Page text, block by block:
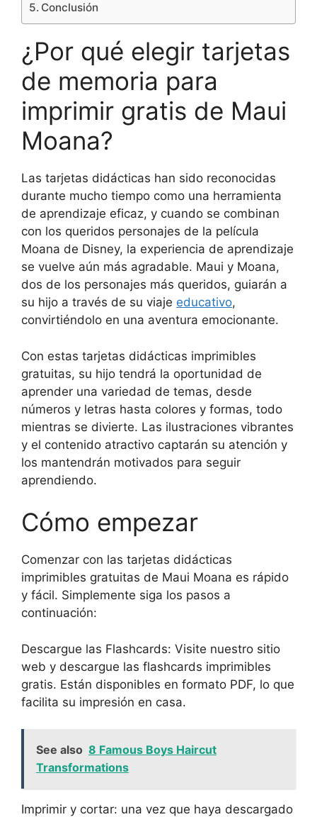
Conclusión
¿Por qué elegir tarjetas
de memoria para
imprimir gratis de Maui
Moana?
Las tarjetas didácticas han sido reconocidas
durante mucho tiempo como una herramienta
de aprendizaje eficaz, y cuando se combinan
con los queridos personajes de la película
Moana de Disney, la experiencia de aprendizaje
se vuelve aún más agradable. Maui y Moana,
dos de los personajes más queridos, guiarán a
su hijo a través de su viaje educativo,
convirtiéndolo en una aventura emocionante.
Con estas tarjetas didácticas imprimibles
gratuitas, su hijo tendrá la oportunidad de
aprender una variedad de temas, desde
números y letras hasta colores y formas, todo
mientras se divierte. Las ilustraciones vibrantes
y el contenido atractivo captarán su atención y
los mantendrán motivados para seguir
aprendiendo.
Cómo empezar
Comenzar con las tarjetas didácticas
imprimibles gratuitas de Maui Moana es rápido
y fácil. Simplemente siga los pasos a
continuación:
Descargue las Flashcards: Visite nuestro sitio
web y descargue las flashcards imprimibles
gratis. Están disponibles en formato PDF, lo que
facilita su impresión en casa.
See also 8 Famous Boys Haircut
Transformations
Imprimir y cortar: una vez que haya descargado